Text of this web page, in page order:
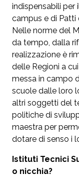
indispensabili per
campus e di Patti
Nelle norme del
da tempo, dalla
realizzazione è
delle Regioni a
messa in campo
scuole dalle loro
altri soggetti del
politiche di
maestra per
dotare di senso i
Istituti Tecnici
o nicchia?